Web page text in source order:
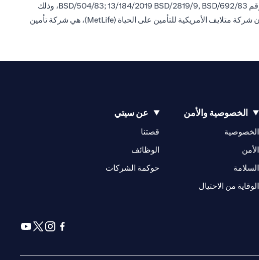
يرجى ملاحظة أن سيتي بنك إن. إيه. فرع الإمارات، مسجل لدى البنك المركزي لدولة الإمارات العربية المتحدة بموجب ترخيص رقم BSD/504/83; 13/184/2019 BSD/2819/9, BSD/692/83، وذلك
لمزاولة النشاط المصرفي في فرع الوصل دبي، فرع وزارة التربية والتعليم - دبي ؛ وفروع الشارقة وأبو ظبي على التوالي. كما أن شركة متلايف الأمريكية للتأمين على الحياة (MetLife)، هي شركة تأمين
الخصوصية والأمن
الخصوصية
الأمن
السلامة
الوقاية من الاحتيال
عن سيتي
قصتنا
(opens in a new tab)
الوظائف
(opens in a new tab)
حوكمة الشركات
(opens in a new tab)